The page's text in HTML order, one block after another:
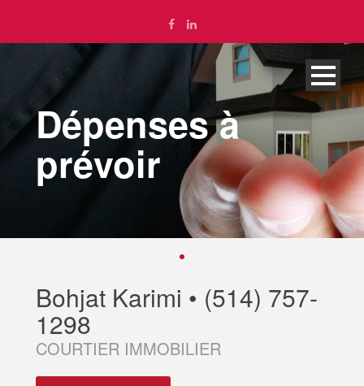
English
Dépenses à
prévoir
Bohjat Karimi • (514) 757-
1298
COURTIER IMMOBILIER